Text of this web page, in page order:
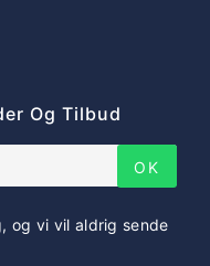
Og Tilbud
OK
og vi vil aldrig sende